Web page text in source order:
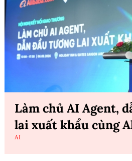
Làm chủ AI Agent,
lai xuất khẩu cùng
AI